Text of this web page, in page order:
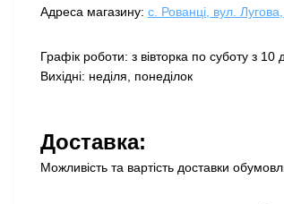
Адреса магазину: с. Рованці, вул.
Графік роботи: з вівторка по суботу з 10
Вихідні: неділя, понеділок
Доставка:
Можливість та вартість доставки